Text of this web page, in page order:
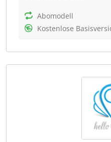
können Barzahlungen
akzeptieren,
mobil von überall
bietet speedy den
d.h. alle gesetzlichen
Kassenführung werden
unterstützt zudem
Gewinnreports, die
abgerufen werden
Preisgestaltung ohne
Abomodell
Kostenlose